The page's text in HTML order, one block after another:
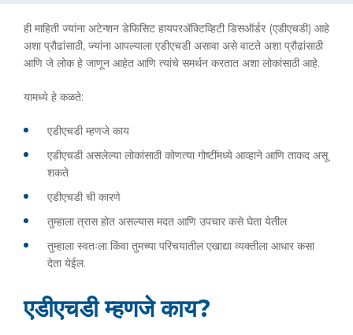
ही माहिती ज्यांना अटेन्शन डेफिसिट हायपरॲक्टिव्हिटी डिसऑर्डर (एडीएचडी) आहे
अशा प्रौढांसाठी, ज्यांना आपल्याला एडीएचडी असावा असे वाटते अशा प्रौढांसाठी
आणि जे लोक हे जाणून आहेत आणि त्यांचे समर्थन करतात अशा लोकांसाठी आहे.
यामध्ये हे कळते:
एडीएचडी म्हणजे काय
एडीएचडी असलेल्या लोकांसाठी कोणत्या गोष्टींमध्ये आव्हाने आणि ताकद असू
शकते
एडीएचडी ची कारणे
तुम्हाला त्रास होत असल्यास मदत आणि उपचार कसे घेता येतील
तुम्हाला स्वतःला किंवा तुमच्या परिचयातील एखाद्या व्यक्तीला आधार कसा
देता येईल.
एडीएचडी म्हणजे काय?